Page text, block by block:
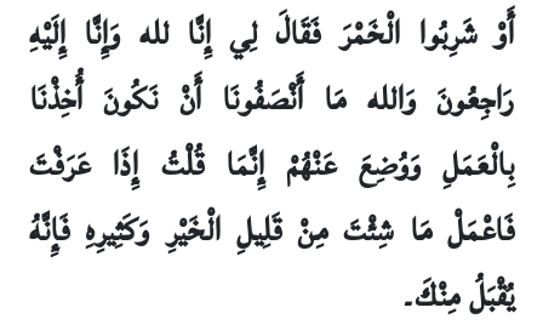
أَوْ شَرِبُوا الْخَمْرَ فَقَالَ لِي إِنَّا لله وَإِنَّا إِلَيْهِ
رَاجِعُونَ وَالله مَا أَنْصَفُونَا أَنْ نَكُونَ أُخِذْنَا
بِالْعَمَلِ وَوُضِعَ عَنْهُمْ إِنَّمَا قُلْتُ إِذَا عَرَفْتَ
فَاعْمَلْ مَا شِئْتَ مِنْ قَلِيلِ الْخَيْرِ وَكَثِيرِهِ فَإِنَّهُ
يُقْبَلُ مِنْكَ۔